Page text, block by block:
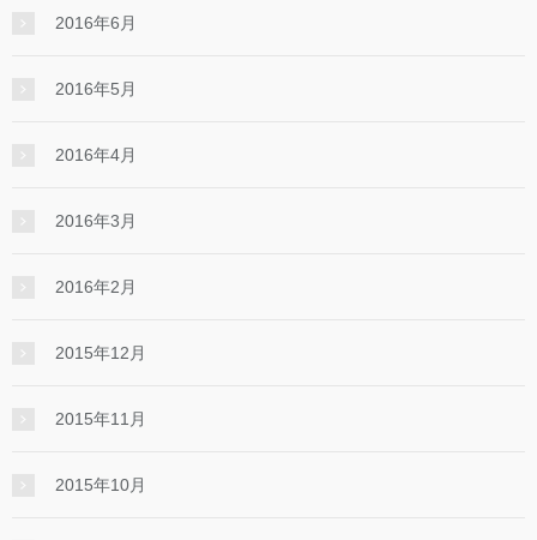
2016年6月
2016年5月
2016年4月
2016年3月
2016年2月
2015年12月
2015年11月
2015年10月